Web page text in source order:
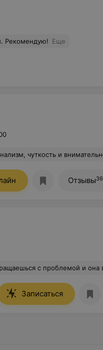
Рекомендую! Еще
выслушивает и осматривает, подробно объясняет свои выводы и не оставляет без внимания ни одной важной детали. И в отличие от других неврологов, которые развели руками и не смогли помочь - Ольга нашла ответ на мой сложный вопрос. Спасибо за индивидуальный подход, высокий профессионализм и стремление докопаться до истины. Такие специалисты
Отзывы
объяснения и правильно подобранное лечение, всегда имеют результат! От всей души благодарю
Записаться